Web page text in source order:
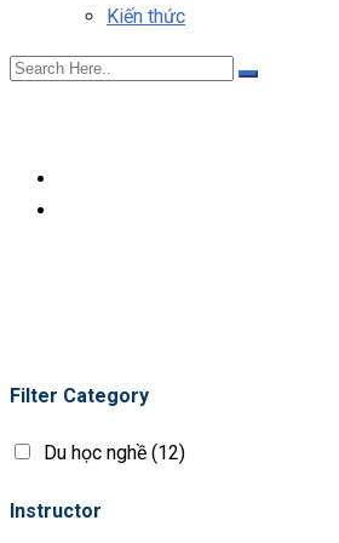
Kiến thức
Filter Category
Du học nghề (12)
Instructor